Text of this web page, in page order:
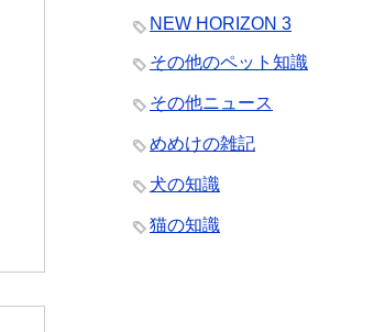
NEW HORIZON 3
その他のペット知識
その他ニュース
めめけの雑記
犬の知識
猫の知識